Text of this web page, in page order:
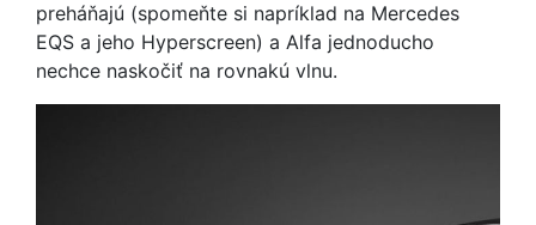
preháňajú (spomeňte si napríklad na Mercedes
EQS a jeho Hyperscreen) a Alfa jednoducho
nechce naskočiť na rovnakú vlnu.